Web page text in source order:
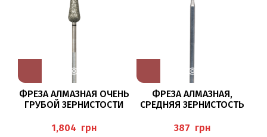
ФРЕЗА АЛМАЗНАЯ ОЧЕНЬ
ГРУБОЙ ЗЕРНИСТОСТИ
грн
ФРЕЗА АЛМАЗНАЯ,
СРЕДНЯЯ ЗЕРНИСТОСТЬ
грн